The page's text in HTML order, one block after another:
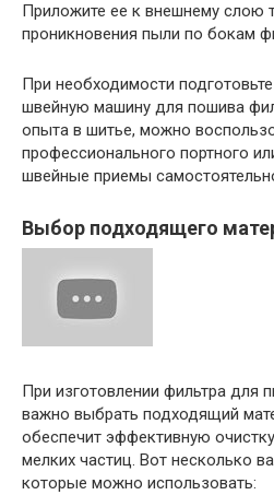
Приложите ее к внешнему слою
проникновения пыли по бокам
При необходимости
швейную машину для пошива
опыта в шитье, можно
профессионального портного
швейные приемы
Выбор подходящего
При изготовлении фильтра для
важно выбрать подходящий
обеспечит эффективную
мелких частиц. Вот несколько
которые можно использовать: